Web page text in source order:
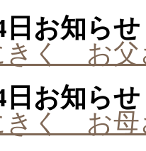
お知らせ
きく お父
お知らせ
きく お母